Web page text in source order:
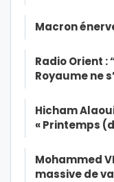
Macron
Radio Orient
Royaume ne
Hicham
« Printemps
Mohammed
massive de